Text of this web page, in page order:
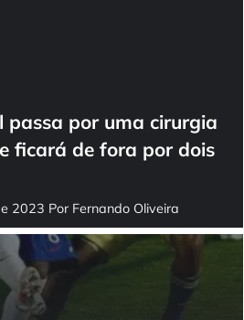
por uma cirurgia
ficará de fora por dois
2023 Por Fernando Oliveira